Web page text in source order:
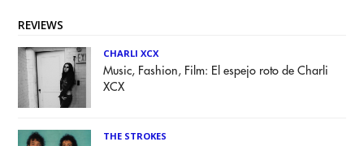
REVIEWS
CHARLI XCX
Music, Fashion, Film: El espejo roto de Charli
XCX
THE STROKES